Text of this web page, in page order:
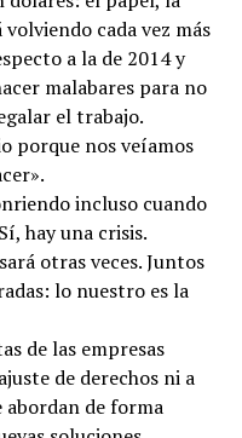
cada vez más
a la de 2014 y
malabares para no
el trabajo.
porque nos veíamos
incluso cuando
hay una crisis.
otras veces. Juntos
lo nuestro es la
de las empresas
de derechos ni a
abordan de forma